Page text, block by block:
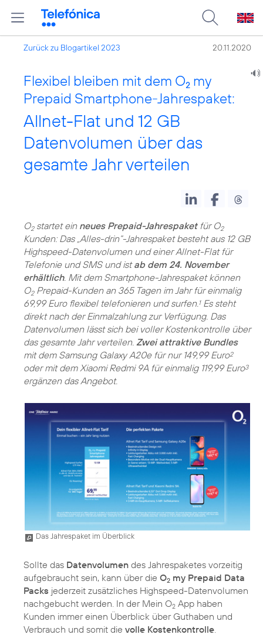
Zurück zu Blogartikel 2023 20.11.2020
Flexibel bleiben mit dem O2 my
Prepaid Smartphone-Jahrespaket:
Allnet-Flat und 12 GB
Datenvolumen über das
gesamte Jahr verteilen
O2startet ein neues Prepaid-Jahrespaketfür O2
Kunden: Das „Alles-drin“-Jahrespaket besteht aus 12 GB
Highspeed-Datenvolumen und einer Allnet-Flat für
Telefonie und SMS und istab dem 24. November
erhältlich. Mit dem Smartphone-Jahrespaket können
O2Prepaid-Kunden an 365 Tagen im Jahr für einmalig
69,99 Euro flexibel telefonieren und surfen.1Es steht
direkt nach der Einmalzahlung zur Verfügung. Das
Datenvolumen lässt sich bei voller Kostenkontrolle über
das gesamte Jahr verteilen. Zwei attraktive Bundles
mit dem Samsung Galaxy A20e für nur 149,99 Euro2
oder mit dem Xiaomi Redmi 9A für einmalig 119,99 Euro3
ergänzen das Angebot.
Das Jahrespaket im Überblick
Sollte das Datenvolumen des Jahrespaketes vorzeitig
aufgebraucht sein, kann über die O2 my Prepaid Data
Packs jederzeit zusätzliches Highspeed-Datenvolumen
nachgebucht werden. In der Mein O2 App haben
Kunden immer einen Überblick über Guthaben und
Verbrauch und somit die volle Kostenkontrolle